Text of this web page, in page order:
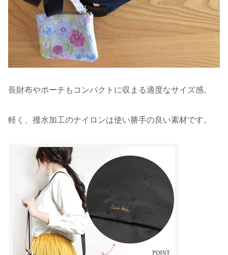
長財布やポーチもコンパクトに収まる適度なサイズ感。
軽く、撥水加工のナイロンは使い勝手の良い素材です。